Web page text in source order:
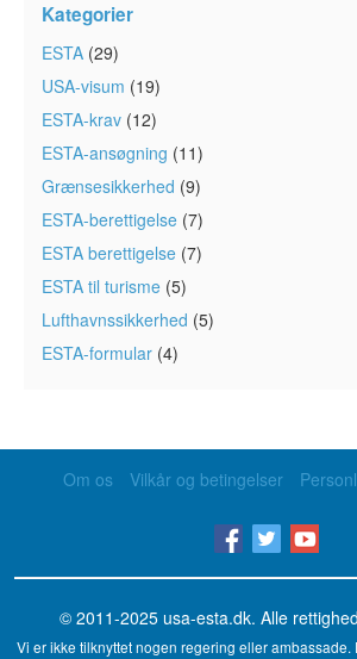
Kategorier
ESTA (29)
USA-visum (19)
ESTA-krav (12)
ESTA-ansøgning (11)
Grænsesikkerhed (9)
ESTA-berettigelse (7)
ESTA berettigelse (7)
ESTA til turisme (5)
Lufthavnssikkerhed (5)
ESTA-formular (4)
Om os Vilkår og betingelser
© 2011-2025 usa-esta.dk. Alle
Vi er ikke tilknyttet nogen regering eller